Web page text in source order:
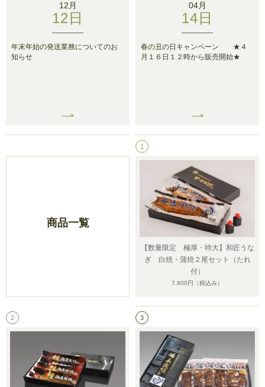
12月
12日
年末年始の発送業務についてのお
知らせ
04月
14日
春の丑の日キャンペーン ★４
月１６日１２時から販売開始★
商品一覧
1
【数量限定 極厚・特大】和匠うな
ぎ 白焼・蒲焼２尾セット（たれ
付）
7,800円 （税込み）
2 3